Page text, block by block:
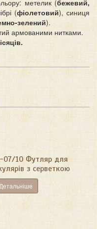
метелик (бежевий,
(фіолетовий), синиця
зелений).
армованими нитками.
10 Футляр для
з серветкою
Детальніше